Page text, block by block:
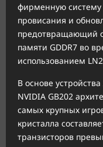
фирменную систему
провисания и
предотвращающий
памяти GDDR7 во
использованием
В основе
NVIDIA GB202
самых крупных
кристалла
транзисторов